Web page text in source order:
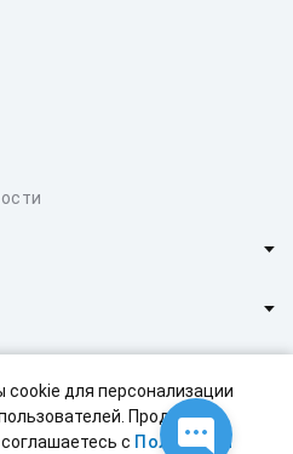
cookie для персонализации
Продолжая
с Политикой